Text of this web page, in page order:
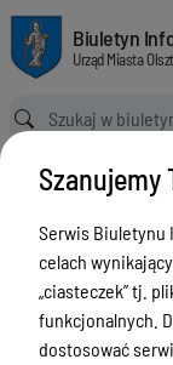
Lista kategorii
Biuletyn Informacji
Biuletyn
Urząd Miasta
Ścieżka powrotu
Strona główna
Lista
Menu
ZAŁATWIANIE
Ogłoszenia
Serwis Biuletynu
celach
„ciasteczek” tj.
funkcjonalnych.
dostosować